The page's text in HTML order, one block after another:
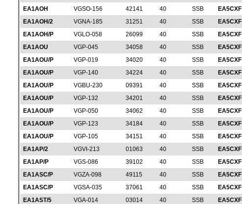
EA1AOH
VGSO-156 42141 40 SSB EA5CXF
EA1AOH/2
VGNA-185 31251 40 SSB EA5CXF
EA1AOH/P
VGLO-058 26099 40 SSB EA5CXF
EA1AOU
VGP-045 34058 40 SSB EA5CXF
EA1AOU/P
VGP-019 34020 40 SSB EA5CXF
EA1AOU/P
VGP-140 34224 40 SSB EA5CXF
EA1AOU/P
VGBU-230 09391 40 SSB EA5CXF
EA1AOU/P
VGP-132 34201 40 SSB EA5CXF
EA1AOU/P
VGP-050 34062 40 SSB EA5CXF
EA1AOU/P
VGP-123 34184 40 SSB EA5CXF
EA1AOU/P
VGP-105 34151 40 SSB EA5CXF
EA1AP/2
VGVI-213 01063 40 SSB EA5CXF
EA1AP/P
VGS-086 39102 40 SSB EA5CXF
EA1ASC/P
VGZA-098 49115 40 SSB EA5CXF
EA1ASC/P
VGSA-035 37061 40 SSB EA5CXF
EA1AST/5
VGA-014 03014 40 SSB EA5CXF